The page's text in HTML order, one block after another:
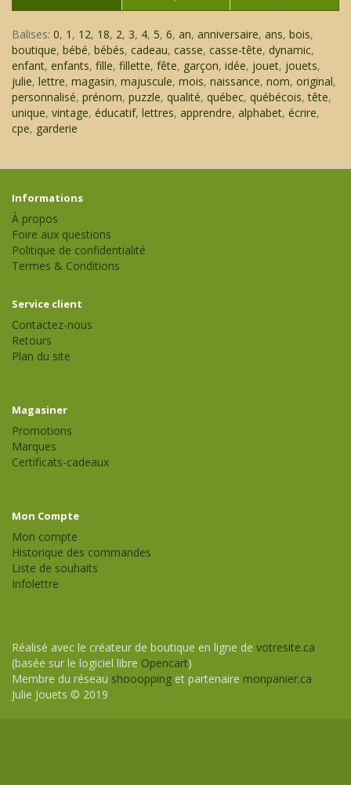
Balises: 0, 1 , 12, 18, 2, 3, 4, 5, 6, an, anniversaire, ans, bois,
boutique, bébé, bébés, cadeau, casse, casse-tête, dynamic,
enfant, enfants, fille, fillette, fête, garçon, idée, jouet, jouets,
julie, lettre, magasin, majuscule, mois, naissance, nom, original,
personnalisé, prénom, puzzle, qualité, québec, québécois,tête,
unique, vintage, éducatif, lettres, apprendre, alphabet, écrire,
cpe, garderie
Informations
À propos
Foire aux questions
Politique de confidentialité
Termes & Conditions
Service client
Contactez-nous
Retours
Plan du site
Magasiner
Promotions
Marques
Certificats-cadeaux
Mon Compte
Mon compte
Historique des commandes
Liste de souhaits
Infolettre
Réalisé avec le créateur de boutique en ligne de votresite.ca
(basée sur le logiciel libre Opencart)
Membre du réseau shooopping et partenaire monpanier.ca
Julie Jouets © 2019